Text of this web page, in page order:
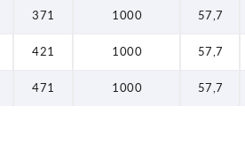
371 1000 57,7
421 1000 57,7
471 1000 57,7